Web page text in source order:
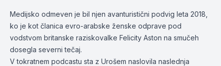
Medijsko odmeven je bil njen avanturistični podvig leta 2018,
ko je kot članica evro-arabske ženske odprave pod
vodstvom britanske raziskovalke Felicity Aston na smučeh
dosegla severni tečaj.
V tokratnem podcastu sta z Urošem naslovila naslednja